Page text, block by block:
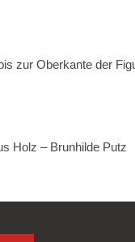
zur Oberkante der
Holz – Brunhilde Putz